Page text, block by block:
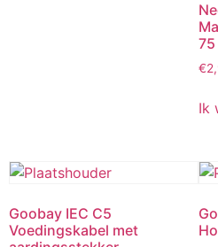
€
Ik
Goobay IEC C5
Voedingskabel met